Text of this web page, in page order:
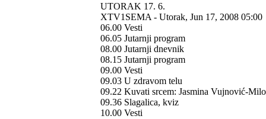
UTORAK 17. 6.
XTV1SEMA - Utorak, Jun 17, 2008
06.00 Vesti
06.05 Jutarnji program
08.00 Jutarnji dnevnik
08.15 Jutarnji program
09.00 Vesti
09.03 U zdravom telu
09.22 Kuvati srcem: Jasmina Vujnović-
09.36 Slagalica, kviz
10.00 Vesti